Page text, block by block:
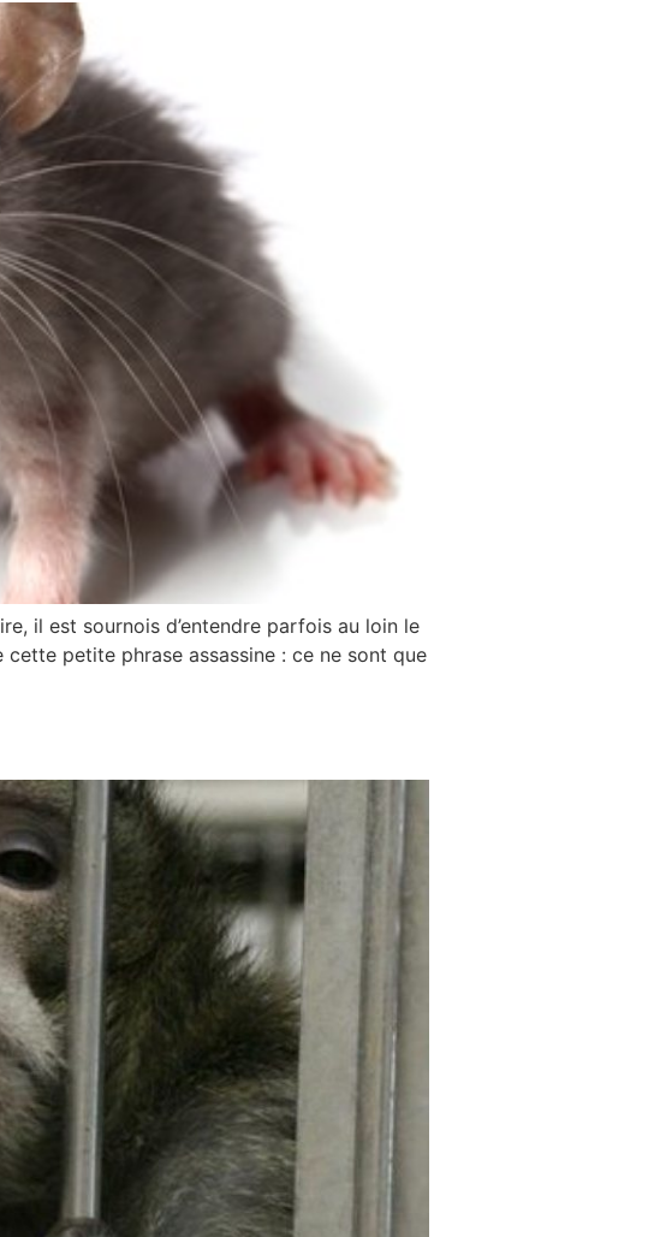
il est sournois d’entendre parfois au loin le
petite phrase assassine : ce ne sont que